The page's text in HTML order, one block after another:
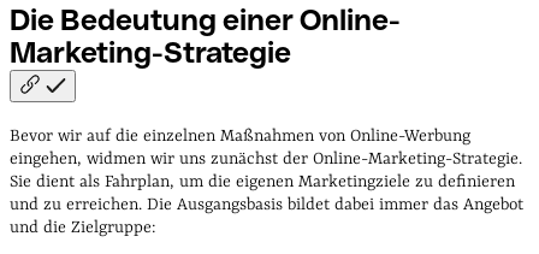
Die Bedeutung einerOnline-
Marketing-Strategie
Bevor wir auf die einzelnen Maßnahmen von Online-Werbung
eingehen, widmen wir uns zunächst der Online-Marketing-Strategie.
Sie dient als Fahrplan, um die eigenen Marketingziele zu definieren
und zu erreichen. Die Ausgangsbasis bildet dabei immer das Angebot
und die Zielgruppe: